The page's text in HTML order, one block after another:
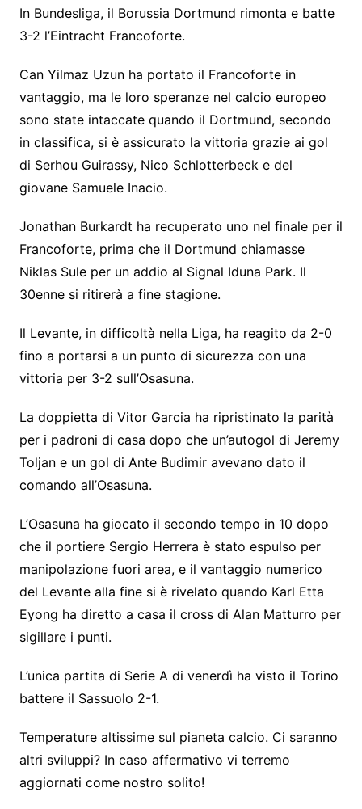
In Bundesliga, il Borussia Dortmund rimonta e batte
3-2 l’Eintracht Francoforte.
Can Yilmaz Uzun ha portato il Francoforte in
vantaggio, ma le loro speranze nel calcio europeo
sono state intaccate quando il Dortmund, secondo
in classifica, si è assicurato la vittoria grazie ai gol
di Serhou Guirassy, ​​Nico Schlotterbeck e del
giovane Samuele Inacio.
Jonathan Burkardt ha recuperato uno nel finale per il
Francoforte, prima che il Dortmund chiamasse
Niklas Sule per un addio al Signal Iduna Park. Il
30enne si ritirerà a fine stagione.
Il Levante, in difficoltà nella Liga, ha reagito da 2-0
fino a portarsi a un punto di sicurezza con una
vittoria per 3-2 sull’Osasuna.
La doppietta di Vitor Garcia ha ripristinato la parità
per i padroni di casa dopo che un’autogol di Jeremy
Toljan e un gol di Ante Budimir avevano dato il
comando all’Osasuna.
L’Osasuna ha giocato il secondo tempo in 10 dopo
che il portiere Sergio Herrera è stato espulso per
manipolazione fuori area, e il vantaggio numerico
del Levante alla fine si è rivelato quando Karl Etta
Eyong ha diretto a casa il cross di Alan Matturro per
sigillare i punti.
L’unica partita di Serie A di venerdì ha visto il Torino
battere il Sassuolo 2-1.
Temperature altissime sul pianeta calcio. Ci saranno
altri sviluppi? In caso affermativo vi terremo
aggiornati come nostro solito!